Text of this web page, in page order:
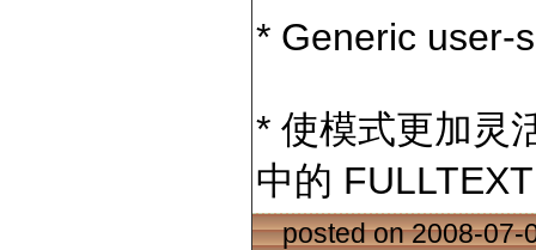
* Generic user-
* 使模式更加灵
中的
posted on 2008-